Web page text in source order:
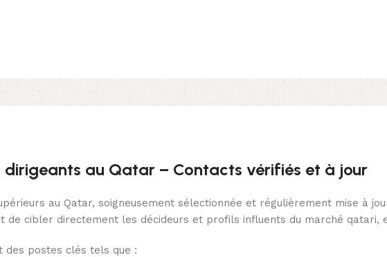
dirigeants au Qatar – Contacts vérifiés et à jour
au Qatar, soigneusement sélectionnée et régulièrement mise à
de cibler directement les décideurs et profils influents du marché qatari,
des postes clés tels que :